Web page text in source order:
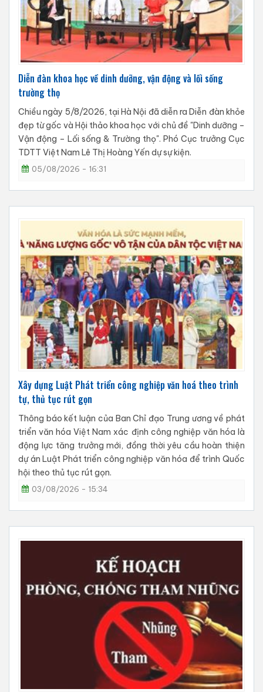
Diễn đàn khoa học về dinh dưỡng, vận động và lối sống
trường thọ
Chiều ngày 5/8/2026, tại Hà Nội đã diễn ra Diễn đàn khỏe
đẹp từ gốc và Hội thảo khoa học với chủ đề "Dinh dưỡng –
Vận động – Lối sống & Trường thọ". Phó Cục trưởng Cục
TDTT Việt Nam Lê Thị Hoàng Yến dự sự kiện.
05/08/2026 - 16:31
Xây dựng Luật Phát triển công nghiệp văn hoá theo trình
tự, thủ tục rút gọn
Thông báo kết luận của Ban Chỉ đạo Trung ương về phát
triển văn hóa Việt Nam xác định công nghiệp văn hóa là
động lực tăng trưởng mới, đồng thời yêu cầu hoàn thiện
dự án Luật Phát triển công nghiệp văn hóa để trình Quốc
hội theo thủ tục rút gọn.
03/08/2026 - 15:34